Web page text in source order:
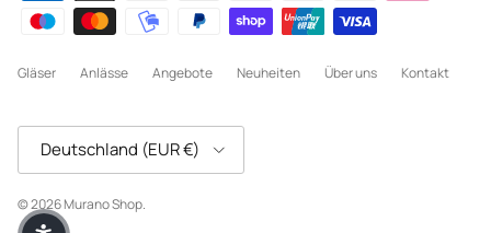
Gläser Anlässe Angebote Neuheiten Über uns Kontakt
Land/Region
Deutschland (EUR €)
© 2026Murano Shop.